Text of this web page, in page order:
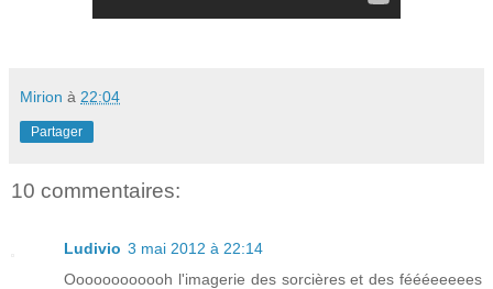
Mirion à 22:04
Partager
10 commentaires:
Ludivio 3 mai 2012 à 22:14
Oooooooooooh l'imagerie des sorcières et des féééeeeees